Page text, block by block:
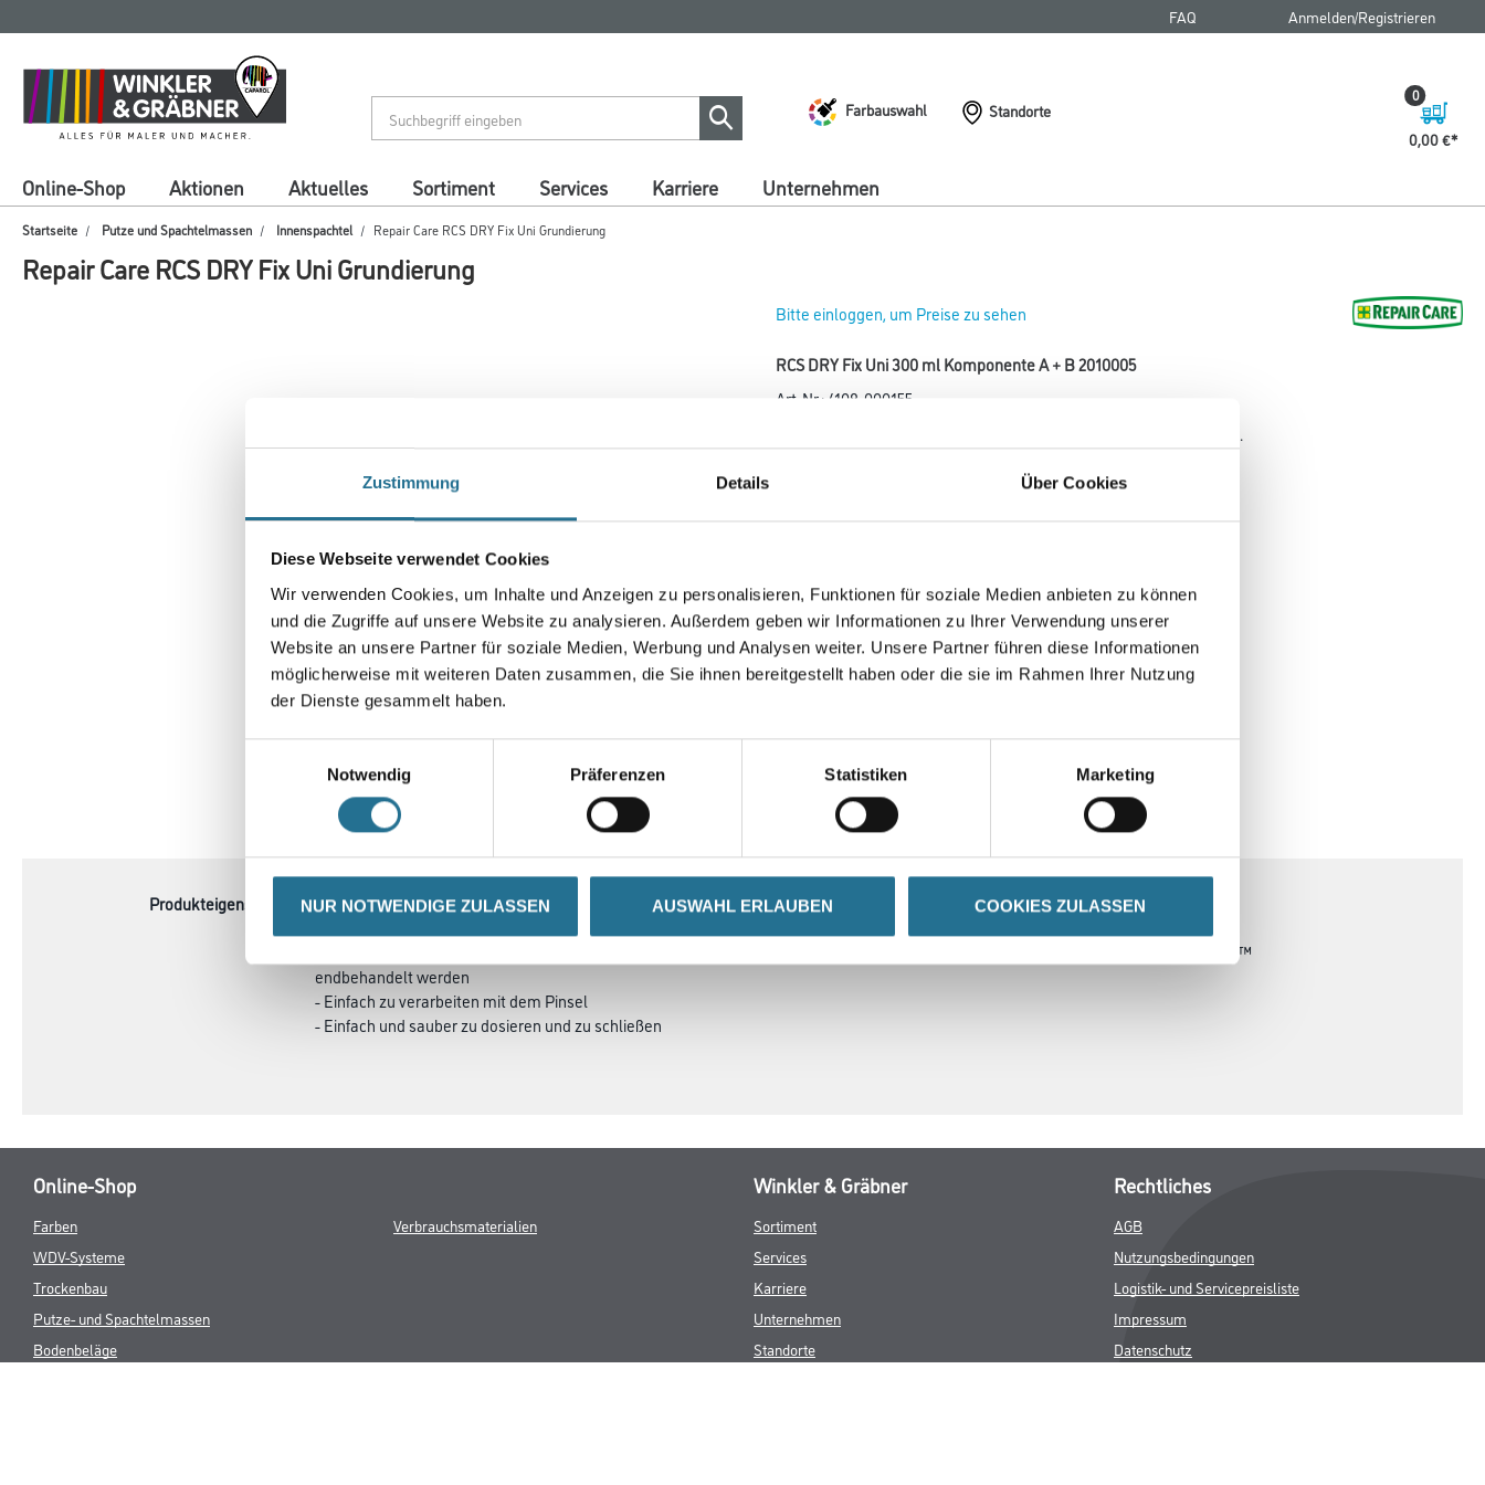
Zustimmung Details Über Cookies
Diese Webseite verwendet Cookies
Wir verwenden Cookies, um Inhalte und Anzeigen zu personalisieren, Funktionen für soziale Medien anbieten zu können
und die Zugriffe auf unsere Website zu analysieren. Außerdem geben wir Informationen zu Ihrer Verwendung unserer
Website an unsere Partner für soziale Medien, Werbung und Analysen weiter. Unsere Partner führen diese Informationen
möglicherweise mit weiteren Daten zusammen, die Sie ihnen bereitgestellt haben oder die sie im Rahmen Ihrer Nutzung
der Dienste gesammelt haben.
Notwendig
Präferenzen Statistiken Marketing
NUR NOTWENDIGE ZULASSEN AUSWAHL ERLAUBEN COOKIES ZULASSEN
springen
springen
FAQ Anmelden/Registrieren
Farbauswahl
Standorte
0,00 €
0
Online-Shop Aktionen Aktuelles Sortiment Services Karriere Unternehmen
Startseite Putze und Spachtelmassen Innenspachtel Repair Care RCS DRY Fix Uni Grundierung
Repair Care RCS DRY Fix Uni Grundierung
Bitte einloggen, um Preise zu sehen
RCS DRY Fix Uni 300 ml Komponente A + B 2010005
Art-Nr.: 4108-000155
Elastische Grundierung für alle Sorten DRY FLEX® und BIO FLEX™.
Umrechnungsfaktoren
CURRENT
TAB:
PRODUKTEIGENSCHAFTEN ZUSATZINFOS GEFAHRENHINWEISE DATENBLÄTTER
Produkteigenschaft
- Sorgt für eine maximale Haftung von DRY FLEX® 1, 4, 16 und BIO FLEX™ auf dem Untergrund
- Nach der Vorbehandlung mit DRY FIX® UNI kann das zu reparierende Holz innerhalb von 24 Stunden mit DRY FLEX® oder BIO FLEX™
endbehandelt werden
- Einfach zu verarbeiten mit dem Pinsel
- Einfach und sauber zu dosieren und zu schließen
Online-Shop
Farben
WDV-Systeme
Trockenbau
Putze- und Spachtelmassen
Bodenbeläge
Verbrauchsmaterialien
Winkler & Gräbner
Sortiment
Services
Karriere
Unternehmen
Standorte
Rechtliches
AGB
Nutzungsbedingungen
Logistik- und Servicepreisliste
Impressum
Datenschutz